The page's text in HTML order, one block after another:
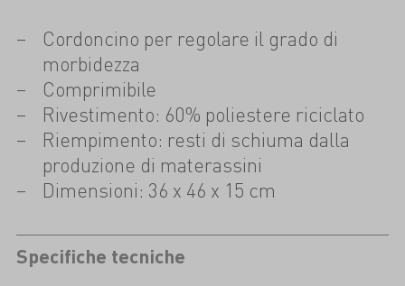
Cordoncino per regolare il grado di
morbidezza
Comprimibile
Rivestimento: 60% poliestere riciclato
Riempimento: resti di schiuma dalla
produzione di materassini
Dimensioni: 36 x 46 x 15 cm
Specifiche tecniche